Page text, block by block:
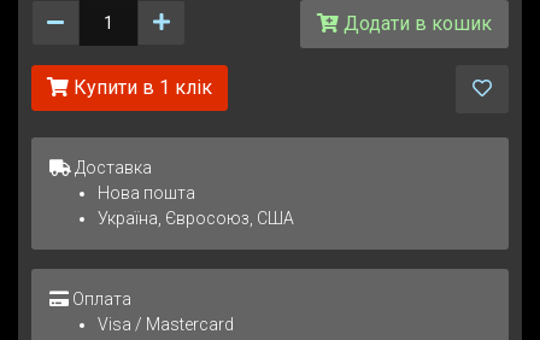
Количество
Додати в кошик
Купити в 1 клік
Доставка
Нова пошта
Україна, Євросоюз, США
Оплата
Visa / Mastercard